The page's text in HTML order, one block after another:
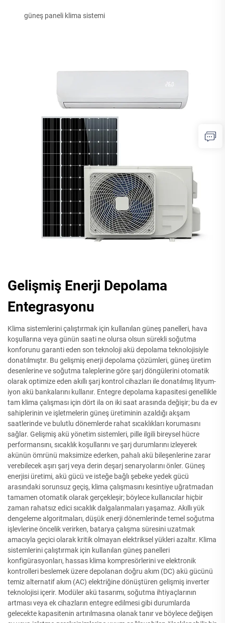
güneş paneli klima sistemi
Gelişmiş Enerji Depolama
Entegrasyonu
Klima sistemlerini çalıştırmak için kullanılan güneş panelleri, hava
koşullarına veya günün saati ne olursa olsun sürekli soğutma
konforunu garanti eden son teknoloji akü depolama teknolojisiyle
donatılmıştır. Bu gelişmiş enerji depolama çözümleri, güneş üretim
desenlerine ve soğutma taleplerine göre şarj döngülerini otomatik
olarak optimize eden akıllı şarj kontrol cihazları ile donatılmış lityum-
iyon akü bankalarını kullanır. Entegre depolama kapasitesi genellikle
tam klima çalışması için dört ila on iki saat arasında değişir; bu da ev
sahiplerinin ve işletmelerin güneş üretiminin azaldığı akşam
saatlerinde ve bulutlu dönemlerde rahat sıcaklıkları korumasını
sağlar. Gelişmiş akü yönetim sistemleri, pille ilgili bireysel hücre
performansını, sıcaklık koşullarını ve şarj durumlarını izleyerek
akünün ömrünü maksimize ederken, pahalı akü bileşenlerine zarar
verebilecek aşırı şarj veya derin deşarj senaryolarını önler. Güneş
enerjisi üretimi, akü gücü ve isteğe bağlı şebeke yedek gücü
arasındaki sorunsuz geçiş, klima çalışmasını kesintiye uğratmadan
tamamen otomatik olarak gerçekleşir; böylece kullanıcılar hiçbir
zaman rahatsız edici sıcaklık dalgalanmaları yaşamaz. Akıllı yük
dengeleme algoritmaları, düşük enerji dönemlerinde temel soğutma
işlevlerine öncelik verirken, batarya çalışma süresini uzatmak
amacıyla geçici olarak kritik olmayan elektriksel yükleri azaltır. Klima
sistemlerini çalıştırmak için kullanılan güneş panelleri
konfigürasyonları, hassas klima kompresörlerini ve elektronik
kontrolleri beslemek üzere depolanan doğru akım (DC) akü gücünü
temiz alternatif akım (AC) elektriğine dönüştüren gelişmiş inverter
teknolojisi içerir. Modüler akü tasarımı, soğutma ihtiyaçlarının
artması veya ek cihazların entegre edilmesi gibi durumlarda
gelecekte kapasitenin artırılmasına olanak tanır ve böylece değişen